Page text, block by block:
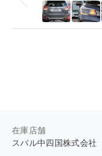
在庫店舗
スバル中四国株式会社